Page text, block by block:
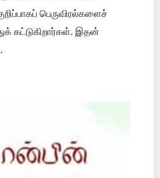
பெருவிரல்களைச்
கட்டுகிறார்கள். இதன்